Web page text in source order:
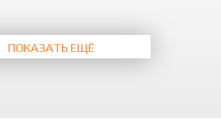
ПОКАЗАТЬ ЕЩЁ